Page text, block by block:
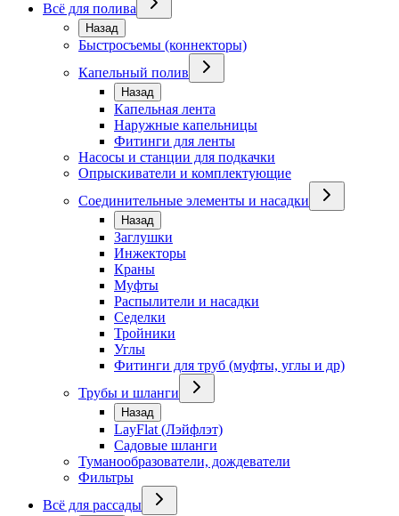
Всё для полива
Назад
Быстросъемы (коннекторы)
Капельный полив
Назад
Капельная лента
Наружные капельницы
Фитинги для ленты
Насосы и станции для подкачки
Опрыскиватели и комплектующие
Соединительные элементы и насадки
Назад
Заглушки
Инжекторы
Краны
Муфты
Распылители и насадки
Седелки
Тройники
Углы
Фитинги для труб (муфты, углы и др)
Трубы и шланги
Назад
LayFlat (Лэйфлэт)
Садовые шланги
Туманообразователи, дождеватели
Фильтры
Всё для рассады